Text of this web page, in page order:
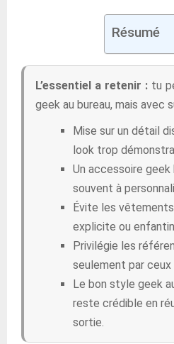
Résumé
L’essentiel a retenir : tu
geek au bureau, mais avec
Mise sur un détail
look trop
Un accessoire
souvent à
Évite les
explicite ou
Privilégie les
seulement par ceux
Le bon style geek
reste crédible en
sortie.